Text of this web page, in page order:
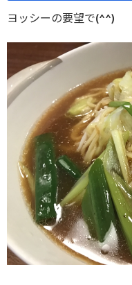
ヨッシーの要望で(^^)